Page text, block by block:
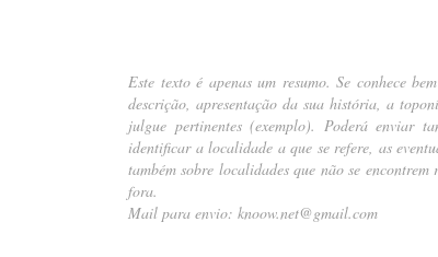
Este texto é apenas um resumo. Se conhece
descrição, apresentação da sua história, a
julgue pertinentes (exemplo). Poderá enviar
identificar a localidade a que se refere, as
também sobre localidades que não se
fora.
Mail para envio: knoow.net@gmail.com